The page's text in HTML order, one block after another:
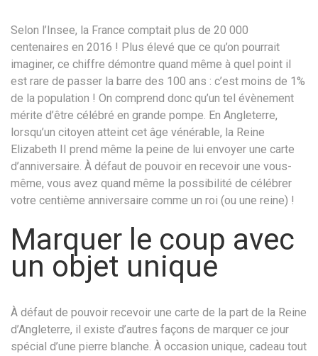
Selon l’Insee, la France comptait plus de 20 000
centenaires en 2016 ! Plus élevé que ce qu’on pourrait
imaginer, ce chiffre démontre quand même à quel point il
est rare de passer la barre des 100 ans : c’est moins de 1%
de la population ! On comprend donc qu’un tel évènement
mérite d’être célébré en grande pompe. En Angleterre,
lorsqu’un citoyen atteint cet âge vénérable, la Reine
Elizabeth II prend même la peine de lui envoyer une carte
d’anniversaire. À défaut de pouvoir en recevoir une vous-
même, vous avez quand même la possibilité de célébrer
votre centième anniversaire comme un roi (ou une reine) !
Marquer le coup avec
un objet unique
À défaut de pouvoir recevoir une carte de la part de la Reine
d’Angleterre, il existe d’autres façons de marquer ce jour
spécial d’une pierre blanche. À occasion unique, cadeau tout